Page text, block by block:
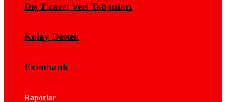
Dış Ticaret Veri Tabanları
Kolay Destek
Eximbank
Raporlar